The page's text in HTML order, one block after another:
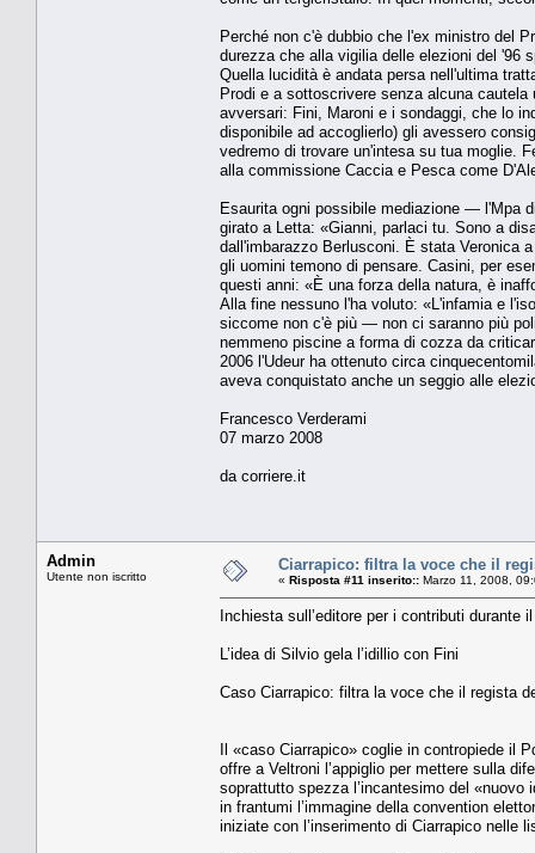
Perché non c'è dubbio che l'ex ministro del
durezza che alla vigilia delle elezioni del '96
Quella lucidità è andata persa nell'ultima
Prodi e a sottoscrivere senza alcuna
avversari: Fini, Maroni e i sondaggi, che lo
disponibile ad accoglierlo) gli avessero
vedremo di trovare un'intesa su tua moglie.
alla commissione Caccia e Pesca come
Esaurita ogni possibile mediazione — l'Mpa
girato a Letta: «Gianni, parlaci tu. Sono a
dall'imbarazzo Berlusconi. È stata Veronica
gli uomini temono di pensare. Casini, per
questi anni: «È una forza della natura, è
Alla fine nessuno l'ha voluto: «L'infamia e
siccome non c'è più — non ci saranno più
nemmeno piscine a forma di cozza da
2006 l'Udeur ha ottenuto circa
aveva conquistato anche un seggio alle
Francesco Verderami
07 marzo 2008
da corriere.it
Admin
Utente non iscritto
Ciarrapico: filtra la voce che il
« Risposta #11 inserito:: Marzo 11, 2008,
Inchiesta sull’editore per i contributi durante
L’idea di Silvio gela l’idillio con Fini
Caso Ciarrapico: filtra la voce che il regista
Il «caso Ciarrapico» coglie in contropiede il
offre a Veltroni l’appiglio per mettere sulla
soprattutto spezza l’incantesimo del «nuovo
in frantumi l’immagine della convention
iniziate con l’inserimento di Ciarrapico nelle